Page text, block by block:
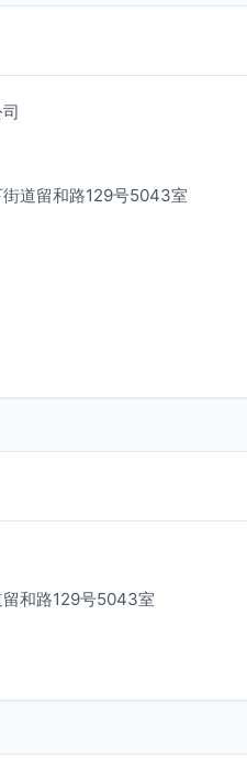
道留和路129号5043室
和路129号5043室